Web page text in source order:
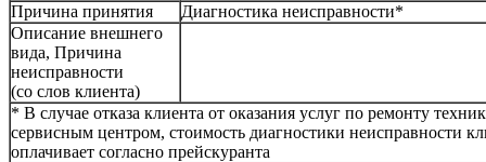
Причина принятия
Диагностика неисправности*
Описание внешнего
вида, Причина
неисправности
(со слов клиента)
* В случае отказа клиента от оказания услуг по ремонту
сервисным центром, стоимость диагностики неисправности
оплачивает согласно прейскуранта